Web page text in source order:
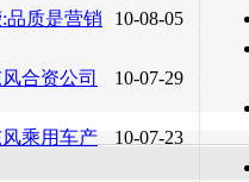
10-08-05
品质是营销
10-07-29
合资公司
10-07-23
乘用车产